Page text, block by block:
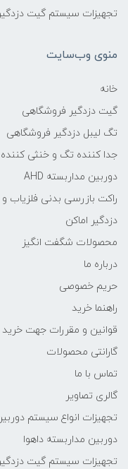
تجهیزات سیستم گيت
منوی وب‌سایت
خانه
گیت دزدگیر فروشگاهی
تگ لیبل دزدگیر فروشگاهی
جدا کننده تگ و خنثی کننده
دوربین مداربسته AHD
راکت بازرسی بدنی فلزیاب
دزدگیر اماکن
محصولات شگفت انگیز
درباره ما
حریم خصوصی
راهنما خرید
قوانین و مقررات جهت خرید
گارانتی محصولات
تماس با ما
گالری تصاویر
تجهیزات انواع سیستم
دوربین مداربسته داهوا
تجهیزات سیستم گيت